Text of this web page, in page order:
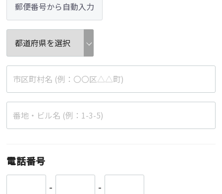
郵便番号から自動入力
電話番号
-
-